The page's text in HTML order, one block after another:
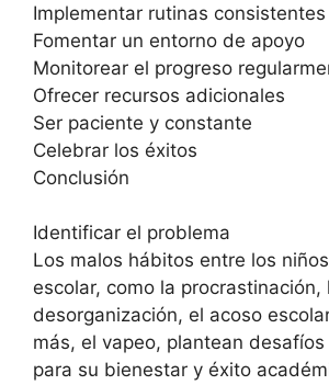
Implementar rutinas consistentes
Fomentar un entorno de apoyo
Monitorear el progreso
Ofrecer recursos adicionales
Ser paciente y constante
Celebrar los éxitos
Conclusión
Identificar el problema
Los malos hábitos entre los
escolar, como la procrastinación,
desorganización, el acoso
más, el vapeo, plantean
para su bienestar y éxito